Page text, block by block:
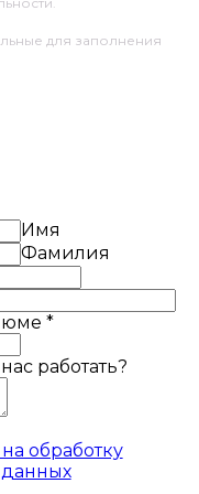
для заполнения
Имя
Фамилия
*
работать?
обработку